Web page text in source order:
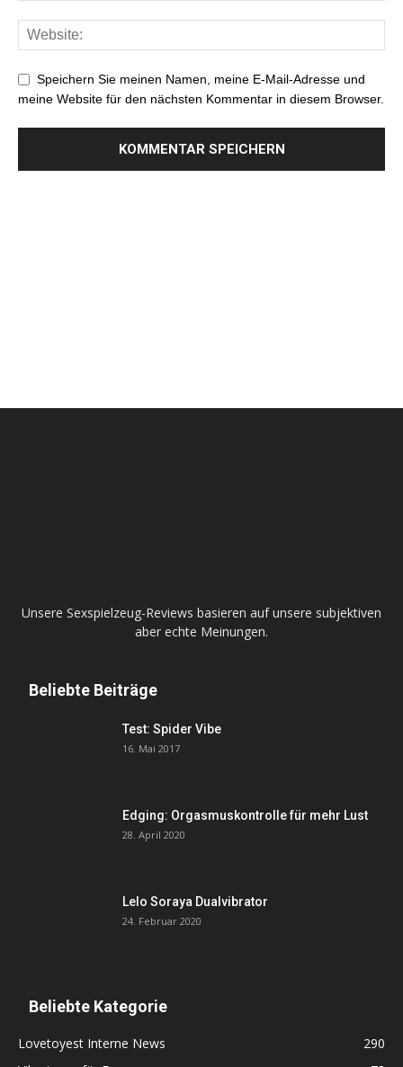
Speichern Sie meinen Namen, meine E-Mail-Adresse und
meine Website für den nächsten Kommentar in diesem Browser.
Unsere Sexspielzeug-Reviews basieren auf unsere subjektiven
aber echte Meinungen.
Beliebte Beiträge
Test: Spider Vibe
16. Mai 2017
Edging: Orgasmuskontrolle für mehr Lust
28. April 2020
Lelo Soraya Dualvibrator
24. Februar 2020
Beliebte Kategorie
Lovetoyest Interne News
290